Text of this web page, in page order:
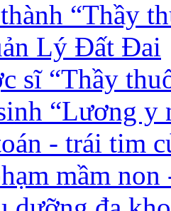
“Thầy
Lý Đất Đai
sĩ “Thầy
“Lương y
- trái tim
mầm